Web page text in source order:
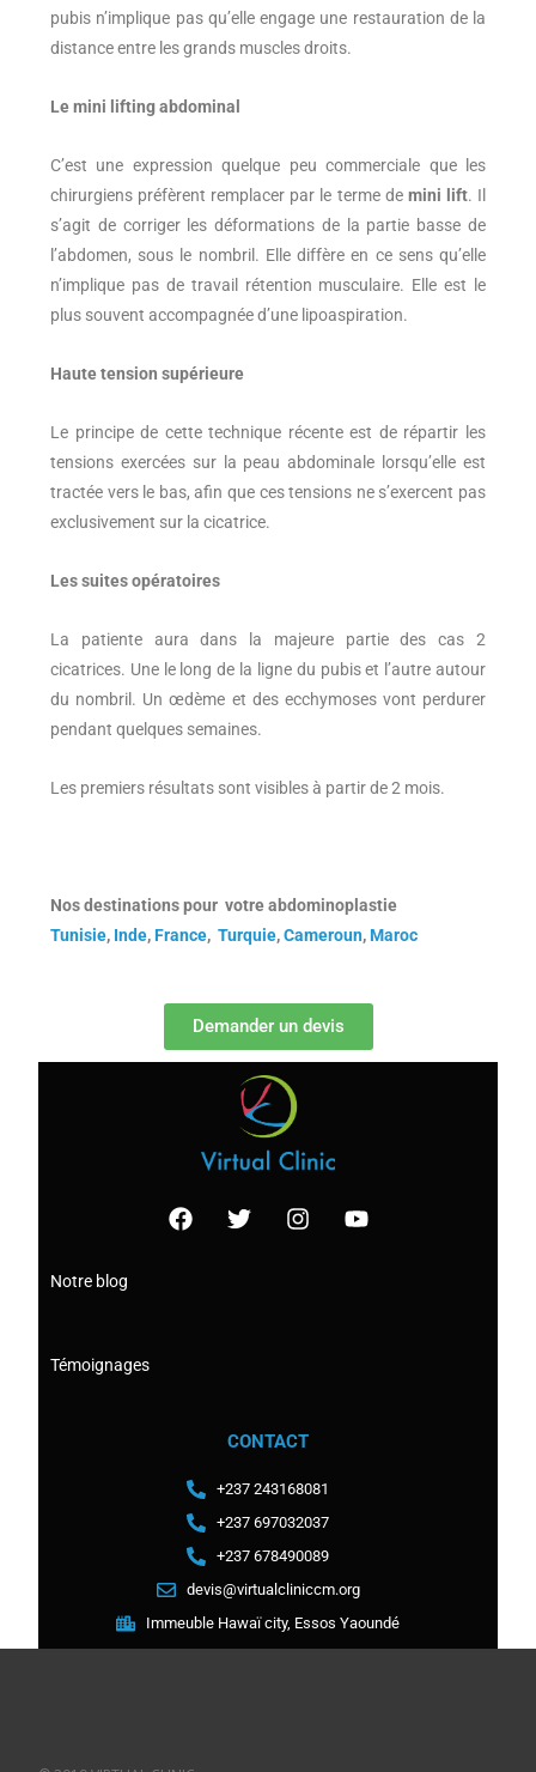
pubis n’implique pas qu’elle engage une restauration de la
distance entre les grands muscles droits.
Le mini lifting abdominal
C’est une expression quelque peu commerciale que les
chirurgiens préfèrent remplacer par le terme de mini lift. Il
s’agit de corriger les déformations de la partie basse de
l’abdomen, sous le nombril. Elle diffère en ce sens qu’elle
n’implique pas de travail rétention musculaire. Elle est le
plus souvent accompagnée d’une lipoaspiration.
Haute tension supérieure
Le principe de cette technique récente est de répartir les
tensions exercées sur la peau abdominale lorsqu’elle est
tractée vers le bas, afin que ces tensions ne s’exercent pas
exclusivement sur la cicatrice.
Les suites opératoires
La patiente aura dans la majeure partie des cas 2
cicatrices. Une le long de la ligne du pubis et l’autre autour
du nombril. Un œdème et des ecchymoses vont perdurer
pendant quelques semaines.
Les premiers résultats sont visibles à partir de 2 mois.
Nos destinations pour votre abdominoplastie
Tunisie, Inde,France, Turquie,Cameroun,Maroc
Demander un devis
Notre blog
Témoignages
CONTACT
+237 243168081
+237 697032037
+237 678490089
devis@virtualcliniccm.org
Immeuble Hawaï city, Essos Yaoundé